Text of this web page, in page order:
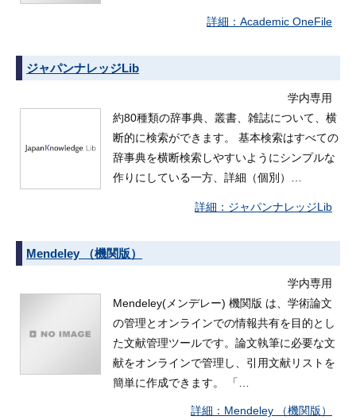
Academic OneFile
ジャパンナレッジLib
学内専用
約80種類の辞事典、叢書、雑誌について、横
断的に検索ができます。 基本検索はすべての
辞事典を横断検索しやすいようにシンプルな
作りにしている一方、詳細（個別）…
ジャパンナレッジLib
Mendeley （機関版）
学内専用
Mendeley(メンデレー) 機関版 は、学術論文
の管理とオンラインでの情報共有を目的とし
た文献管理ツールです。論文執筆に必要な文
献をオンラインで管理し、引用文献リストを
簡単に作成できます。 「…
Mendeley （機関版）